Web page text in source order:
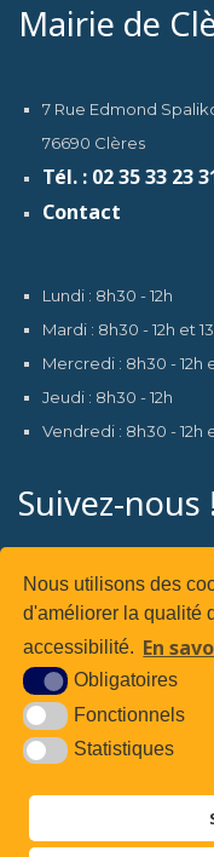
Nous utilisons des
d'améliorer la qualité
accessibilité. En
Obligatoires
Fonctionnels
Statistiques
Mairie de
7 Rue Edmond
76690 Clères
Tél. : 02 35 33 23
Contact
Lundi : 8h30 - 12h
Mardi : 8h30 - 12h et
Mercredi : 8h30 - 12h
Jeudi : 8h30 - 12h
Vendredi : 8h30 - 12h
Suivez-nous !
Suivez-nous sur